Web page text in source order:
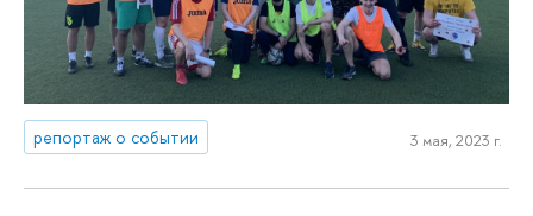
репортаж о событии 3 мая, 2023 г.